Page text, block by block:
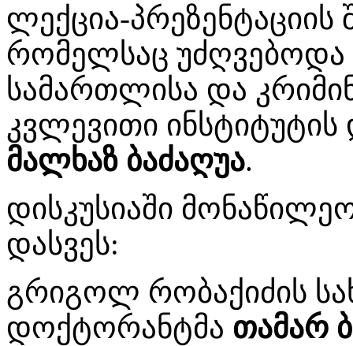
ლექცია-პრეზენტაციის
რომელსაც უძღვებოდა
სამართლისა და
კვლევითი
მალხაზ ბაძაღუა.
დისკუსიაში
დასვეს:
გრიგოლ რობაქიძის
დოქტორანტმა თამარ